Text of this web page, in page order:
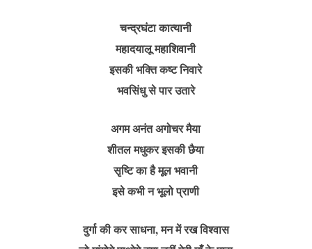
चन्द्रघंटा कात्यानी
महादयालू महाशिवानी
इसकी भक्ति कष्ट निवारे
भवसिंधु से पार उतारे
अगम अनंत अगोचर मैया
शीतल मधुकर इसकी छैया
सृष्टि का है मूल भवानी
इसे कभी न भूलो प्राणी
दुर्गा की कर साधना, मन में रख विश्वास